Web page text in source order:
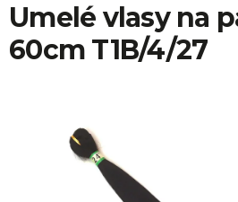
Umelé vlasy na
60cm T1B/4/27
e
t